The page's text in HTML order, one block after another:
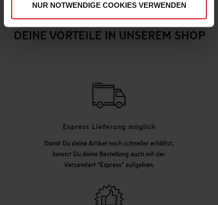
NUR NOTWENDIGE COOKIES VERWENDEN
DEINE VORTEILE IN UNSEREM SHOP
Express Lieferung möglich
Damit Du deine Artikel noch schneller erhältst,
kannst Du deine Bestellung auch mit der
Versandart "Express" aufgeben.